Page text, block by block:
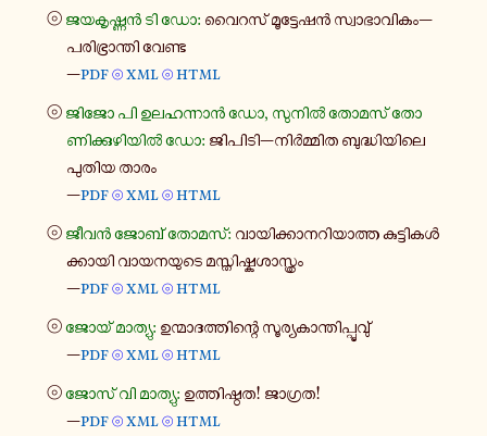
⦾ ജയ​കൃ​ഷ്ണൻ ടി ഡോ: വൈറസ് മൂ​ട്ടേ​ഷൻ സ്വാ​ഭാ​വി​കം—
പരി​ഭ്രാ​ന്തി വേണ്ട
—pdf ⦾ xml ⦾ html
⦾ ജിജോ പി ഉല​ഹ​ന്നാൻ ഡോ, സുനിൽ തോമസ് തോ​
ണി​ക്കു​ഴി​യിൽ ഡോ: ജി​പി​ടി—നിർ​മ്മിത ബു​ദ്ധി​യി​ലെ
പുതിയ താരം
—pdf ⦾ xml ⦾ html
⦾ ജീവൻ ജോബ് തോമസ്: വാ​യി​ക്കാ​ന​റി​യാ​ത്ത കു​ട്ടി​കൾ​
ക്കാ​യി വാ​യ​ന​യു​ടെ മസ്തി​ഷ്ക​ശാ​സ്ത്രം
—pdf ⦾ xml ⦾ html
⦾ജോയ് മാ​ത്യു: ഉന്മാ​ദ​ത്തി​ന്റെ സൂ​ര്യ​കാ​ന്തി​പ്പൂ​വു്
—pdf ⦾ xml ⦾ html
⦾ജോസ് വി മാ​ത്യു: ഉത്തി​ഷ്ഠത! ജാ​ഗ്രത!
—pdf ⦾ xml ⦾ html